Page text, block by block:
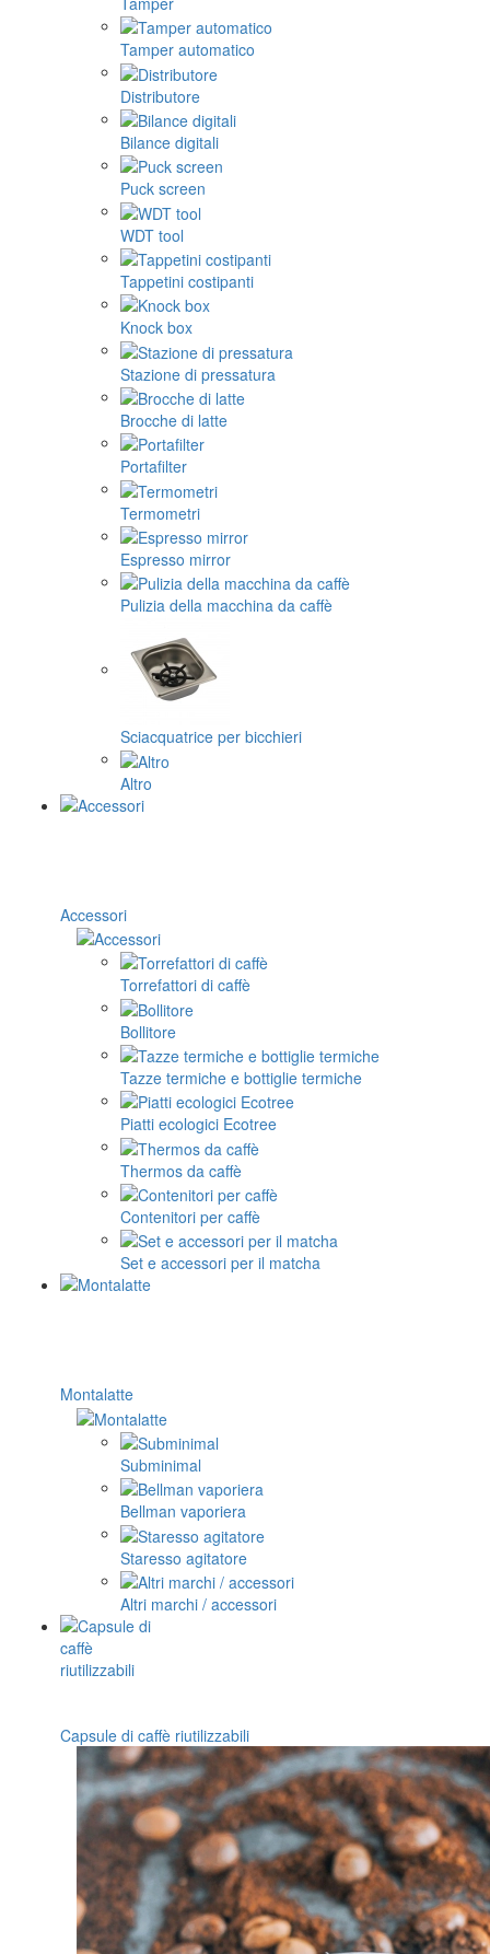
Tamper automatico
Distributore
Bilance digitali
Puck screen
WDT tool
Tappetini costipanti
Knock box
Stazione di pressatura
Brocche di latte
Portafilter
Termometri
Espresso mirror
Pulizia della macchina da caffè
Sciacquatrice per bicchieri
Altro
Accessori
Torrefattori di caffè
Bollitore
Tazze termiche e bottiglie termiche
Piatti ecologici Ecotree
Thermos da caffè
Contenitori per caffè
Set e accessori per il matcha
Montalatte
Subminimal
Bellman vaporiera
Staresso agitatore
Altri marchi / accessori
Capsule di caffè riutilizzabili